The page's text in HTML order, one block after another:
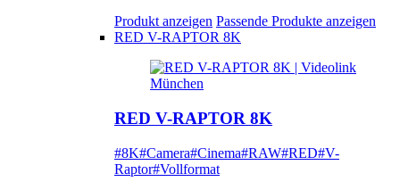
Produkt anzeigen Passende Produkte anzeigen
RED V-RAPTOR 8K
RED V-RAPTOR 8K
#8K#Camera#Cinema#RAW#RED#V-
Raptor#Vollformat